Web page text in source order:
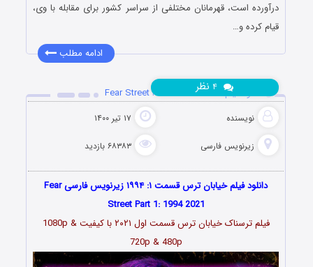
درآورده است، قهرمانان مختلفی از سراسر کشور برای مقابله با وی،
قیام کرده و…
ادامه مطلب
دانلود فیلم Fear Street Part 1: 1994 2021
نویسنده ۱۷ تیر ۱۴۰۰
زیرنویس فارسی ۶۸۳۸۳ بازدید
نظر
دانلود فیلم خیابان ترس قسمت ۱: ۱۹۹۴ زیرنویس فارسی Fear
Street Part 1: 1994 2021
فیلم ترسناک خیابان ترس قسمت اول ۲۰۲۱ با کیفیت 1080p &
720p & 480p